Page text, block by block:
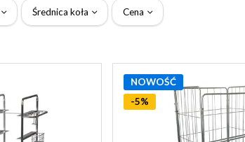
Średnica koła Cena
NOWOŚĆ
-5%